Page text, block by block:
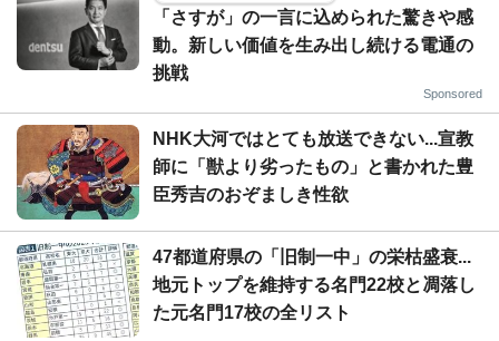
「さすが」の一言に込められた驚きや感
動。新しい価値を生み出し続ける電通の
挑戦
Sponsored
NHK大河ではとても放送できない...宣教
師に「獣より劣ったもの」と書かれた豊
臣秀吉のおぞましき性欲
47都道府県の「旧制一中」の栄枯盛衰...
地元トップを維持する名門22校と凋落し
た元名門17校の全リスト